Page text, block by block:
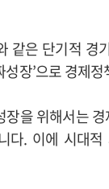
같은 단기적 경
성장’으로 경제
을 위해서는
다. 이에 시대